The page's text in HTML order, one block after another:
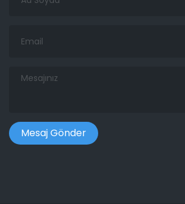
Soyad
Mesajınız